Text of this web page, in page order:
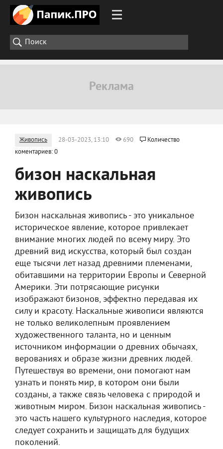
Живопись 28-03-2023, 13:10 690
Количество
коментариев: 0
бизон наскальная
живопись
Бизон наскальная живопись - это уникальное
историческое явление, которое привлекает
внимание многих людей по всему миру. Это
древний вид искусства, который был создан
еще тысячи лет назад древними племенами,
обитавшими на территории Европы и Северной
Америки. Эти потрясающие рисунки
изображают бизонов, эффектно передавая их
силу и красоту. Наскальные живописи являются
не только великолепным проявлением
художественного таланта, но и ценным
источником информации о древних обычаях,
верованиях и образе жизни древних людей.
Путешествуя во времени, они помогают нам
узнать и понять мир, в котором они были
созданы, а также связь человека с природой и
животным миром. Бизон наскальная живопись -
это часть нашего культурного наследия, которое
следует сохранить и защищать для будущих
поколений.